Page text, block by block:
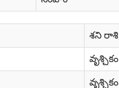
శని రాశి
వృశ్చికం
వృశ్చికం